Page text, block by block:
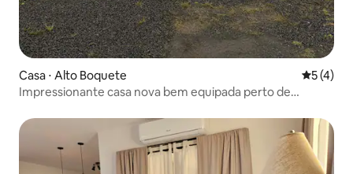
Casa ⋅ Alto Boquete 5 de
5 (4)
Impressionante casa nova bem equipada perto de